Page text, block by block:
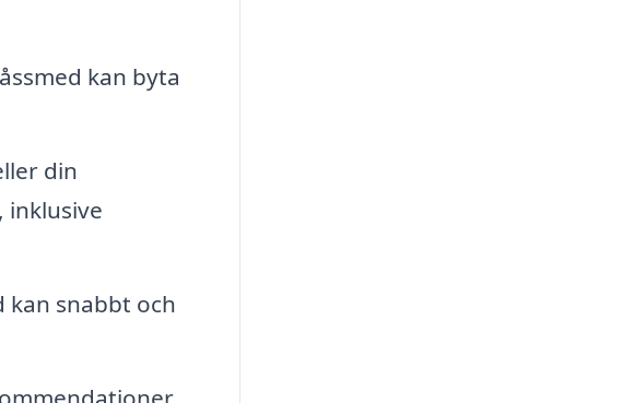
kan byta
din
inklusive
kan snabbt och